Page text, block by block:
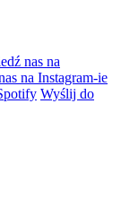
nas na
na Instagram-ie
Wyślij do